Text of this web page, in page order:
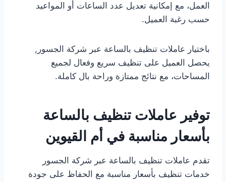
العمل، مع إمكانية تعديل عدد الساعات أو المواعيد
حسب رغبة العميل.
باختيار عاملات تنظيف بالساعة عبر شركة الجسور,
يحصل العميل على تنظيف سريع وفعال لجميع
المساحات، مع نتائج ممتازة وراحة بال كاملة.
توفير عاملات تنظيف بالساعة
بأسعار مناسبة في أم القيوين
تقدم عاملات تنظيف بالساعة عبر شركة الجسور
خدمات تنظيف بأسعار مناسبة مع الحفاظ على جودة